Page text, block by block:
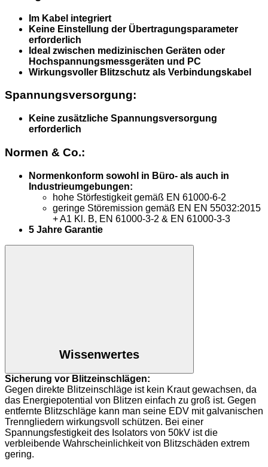
Im Kabel integriert
Keine Einstellung der Übertragungsparameter
erforderlich
Ideal zwischen medizinischen Geräten oder
Hochspannungsmessgeräten und PC
Wirkungsvoller Blitzschutz als Verbindungskabel
Spannungsversorgung:
Keine zusätzliche Spannungsversorgung
erforderlich
Normen & Co.:
Normenkonform sowohl in Büro- als auch in
Industrieumgebungen:
hohe Störfestigkeit gemäß EN 61000-6-2
geringe Störemission gemäß EN EN 55032:2015
+ A1 Kl. B, EN 61000-3-2 & EN 61000-3-3
5 Jahre Garantie
Wissenwertes
Sicherung vor Blitzeinschlägen:
Gegen direkte Blitzeinschläge ist kein Kraut gewachsen, da
das Energiepotential von Blitzen einfach zu groß ist. Gegen
entfernte Blitzschläge kann man seine EDV mit galvanischen
Trenngliedern wirkungsvoll schützen. Bei einer
Spannungsfestigkeit des Isolators von 50kV ist die
verbleibende Wahrscheinlichkeit von Blitzschäden extrem
gering.